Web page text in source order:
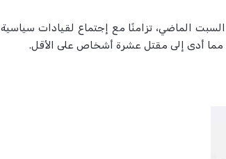
الماضي، تزامنًا مع إجتماع لقيادات سياسية
مما أدى إلى مقتل عشرة أشخاص على الأقل.